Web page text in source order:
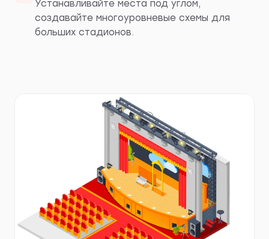
Устанавливайте места под углом,
создавайте многоуровневые схемы для
больших стадионов.